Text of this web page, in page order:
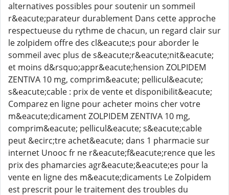
alternatives possibles pour soutenir un sommeil
r&eacute;parateur durablement Dans cette approche
respectueuse du rythme de chacun, un regard clair sur
le zolpidem offre des cl&eacute;s pour aborder le
sommeil avec plus de s&eacute;r&eacute;nit&eacute;
et moins d&rsquo;appr&eacute;hension ZOLPIDEM
ZENTIVA 10 mg, comprim&eacute; pellicul&eacute;
s&eacute;cable : prix de vente et disponibilit&eacute;
Comparez en ligne pour acheter moins cher votre
m&eacute;dicament ZOLPIDEM ZENTIVA 10 mg,
comprim&eacute; pellicul&eacute; s&eacute;cable
peut &ecirc;tre achet&eacute; dans 1 pharmacie sur
internet Unooc fr ne r&eacute;f&eacute;rence que les
prix des phamarcies agr&eacute;&eacute;es pour la
vente en ligne des m&eacute;dicaments Le Zolpidem
est prescrit pour le traitement des troubles du